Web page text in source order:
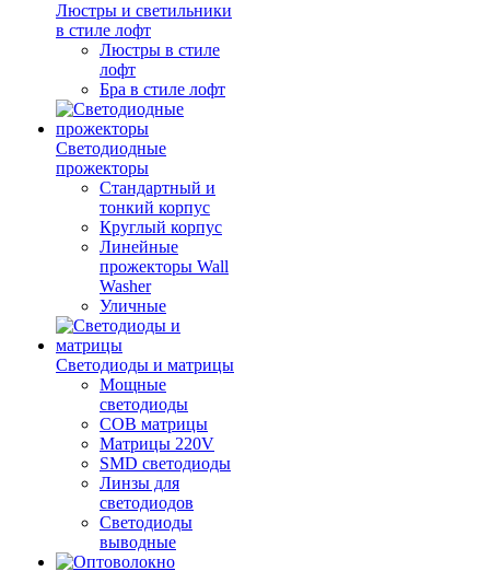
Люстры и светильники
в стиле лофт
Люстры в стиле
лофт
Бра в стиле лофт
Светодиодные
прожекторы
Стандартный и
тонкий корпус
Круглый корпус
Линейные
прожекторы Wall
Washer
Уличные
Светодиоды и матрицы
Мощные
светодиоды
COB матрицы
Матрицы 220V
SMD светодиоды
Линзы для
светодиодов
Светодиоды
выводные